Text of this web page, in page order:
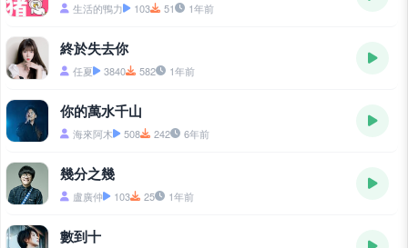
生活的鴨力 103 51 1年前
終於失去你
任夏 3840 582 1年前
你的萬水千山
海來阿木 508 242 6年前
幾分之幾
盧廣仲 103 25 1年前
數到十